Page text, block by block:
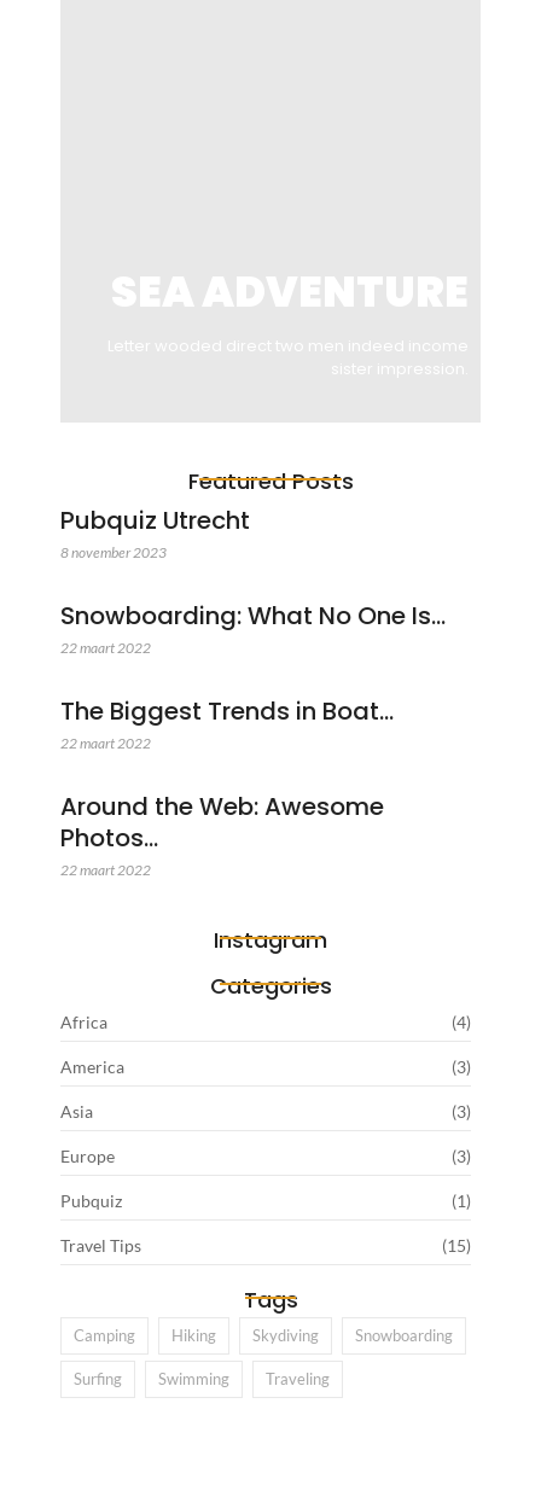
Featured Posts
Pubquiz Utrecht
8 november 2023
Snowboarding: What No One Is…
22 maart 2022
The Biggest Trends in Boat…
22 maart 2022
Around the Web: Awesome
Photos…
22 maart 2022
Instagram
Categories
Africa (4)
America (3)
Asia (3)
Europe (3)
Pubquiz (1)
Travel Tips (15)
Tags
Camping Hiking Skydiving Snowboarding
Surfing Swimming Traveling